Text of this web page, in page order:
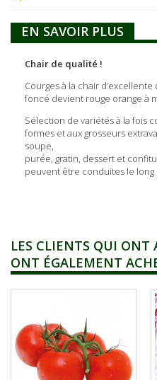
EN SAVOIR PLUS
Chair de qualité !
Courges à la chair
foncé devient rouge orange à
Sélection de variétés à la fois
formes et aux grosseurs
soupe,
purée, gratin, dessert et
peuvent être conduites le long
LES CLIENTS QUI ONT
ONT ÉGALEMENT